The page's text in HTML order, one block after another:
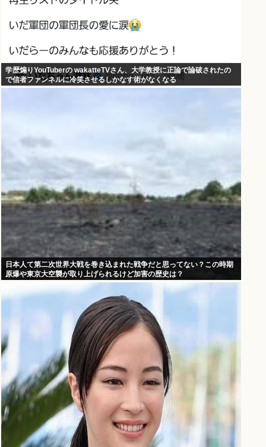
学歴煽りYouTuberの wakatteTVさん、大学教授に正論で論破されたの
で信者ファンネルに冷笑させるしかなす術がなくなる
日本人て第二次世界大戦を巻き込まれた戦争だと思ってない？この時期
原爆や東京大空襲が取り上げられるけど加害の歴史は？